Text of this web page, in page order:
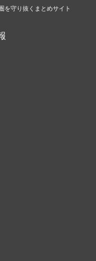
を守り抜くまとめサイト